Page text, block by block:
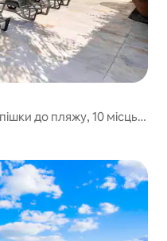
до пляжу, 10 місць